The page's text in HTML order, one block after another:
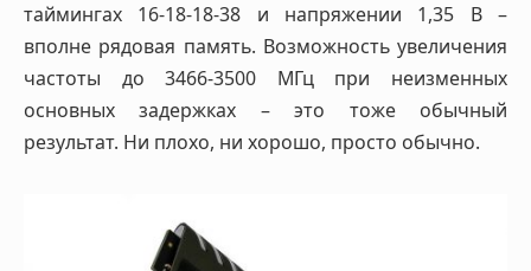
таймингах 16-18-18-38 и напряжении 1,35 В –
вполне рядовая память. Возможность увеличения
частоты до 3466-3500 МГц при неизменных
основных задержках – это тоже обычный
результат. Ни плохо, ни хорошо, просто обычно.